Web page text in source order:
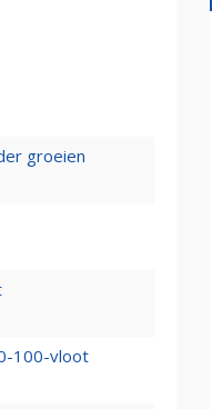
groeien
100-vloot